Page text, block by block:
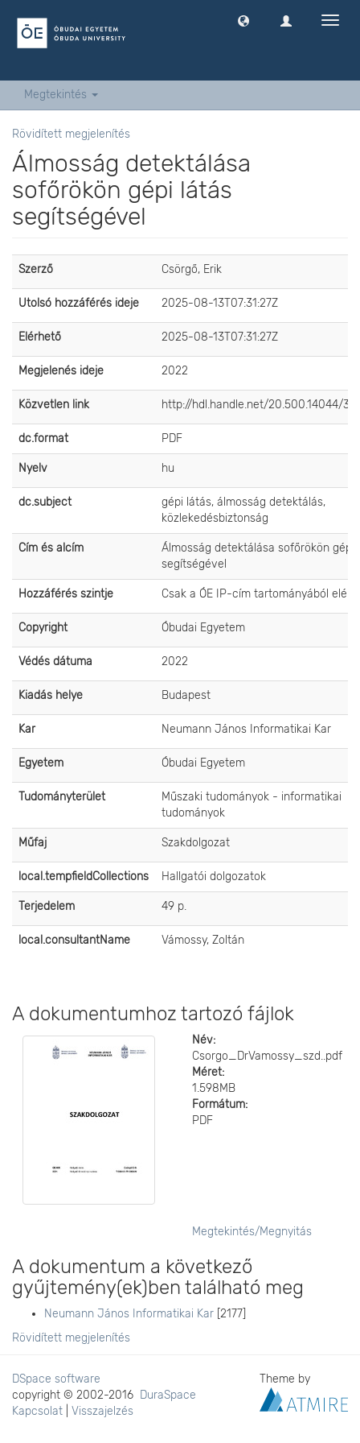
Megtekintés
Rövidített megjelenítés
Álmosság detektálása
sofőrökön gépi látás
segítségével
Szerző Csörgő, Erik
Utolsó hozzáférés ideje 2025-08-13T07:31:27Z
Elérhető 2025-08-13T07:31:27Z
Megjelenés ideje 2022
Közvetlen link http://hdl.handle.net/20.500.14044/
dc.format PDF
Nyelv hu
dc.subject
gépi látás, álmosság detektálás,
közlekedésbiztonság
Cím és alcím
Álmosság detektálása sofőrökön gépi
segítségével
Hozzáférés szintje Csak a ÓE IP-cím tartományából
Copyright Óbudai Egyetem
Védés dátuma 2022
Kiadás helye Budapest
Kar Neumann János Informatikai Kar
Egyetem Óbudai Egyetem
Tudományterület
Műszaki tudományok - informatikai
tudományok
Műfaj Szakdolgozat
local.tempfieldCollections Hallgatói dolgozatok
Terjedelem 49 p.
local.consultantName Vámossy, Zoltán
A dokumentumhoz tartozó fájlok
Név:
Csorgo_DrVamossy_szd..pdf
Méret:
1.598MB
Formátum:
PDF
Megtekintés/Megnyitás
A dokumentum a következő
gyűjtemény(ek)ben található meg
Neumann János Informatikai Kar [2177]
Rövidített megjelenítés
DSpace software
copyright © 2002-2016 DuraSpace
Kapcsolat
Visszajelzés
Theme by